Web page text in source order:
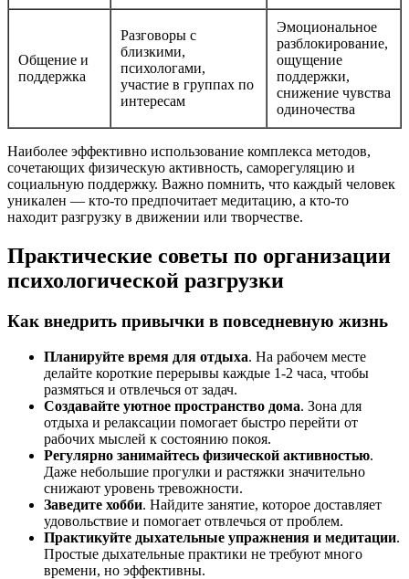
Общение и
поддержка
Разговоры с
близкими,
психологами,
участие в группах по
интересам
Эмоциональное
разблокирование,
ощущение
поддержки,
снижение чувства
одиночества
Наиболее эффективно использование комплекса методов,
сочетающих физическую активность, саморегуляцию и
социальную поддержку. Важно помнить, что каждый человек
уникален — кто-то предпочитает медитацию, а кто-то
находит разгрузку в движении или творчестве.
Практические советы по организации
психологической разгрузки
Как внедрить привычки в повседневную жизнь
Планируйте время для отдыха. На рабочем месте
делайте короткие перерывы каждые 1-2 часа, чтобы
размяться и отвлечься от задач.
Создавайте уютное пространство дома. Зона для
отдыха и релаксации помогает быстро перейти от
рабочих мыслей к состоянию покоя.
Регулярно занимайтесь физической активностью.
Даже небольшие прогулки и растяжки значительно
снижают уровень тревожности.
Заведите хобби. Найдите занятие, которое доставляет
удовольствие и помогает отвлечься от проблем.
Практикуйте дыхательные упражнения и медитации.
Простые дыхательные практики не требуют много
времени, но эффективны.